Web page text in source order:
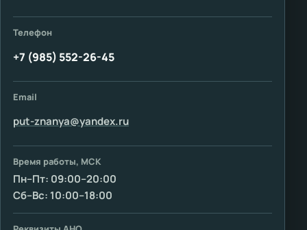
Телефон
+7 (985) 552-26-45
Email
put-znanya@yandex.ru
Время работы, МСК
Пн–Пт: 09:00–20:00
Сб–Вс: 10:00–18:00